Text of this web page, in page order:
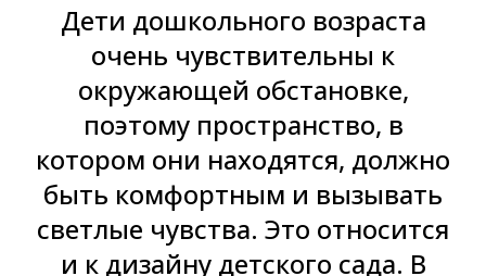
Дети дошкольного возраста
очень чувствительны к
окружающей обстановке,
поэтому пространство, в
котором они находятся, должно
быть комфортным и вызывать
светлые чувства. Это относится
и к дизайну детского сада. В